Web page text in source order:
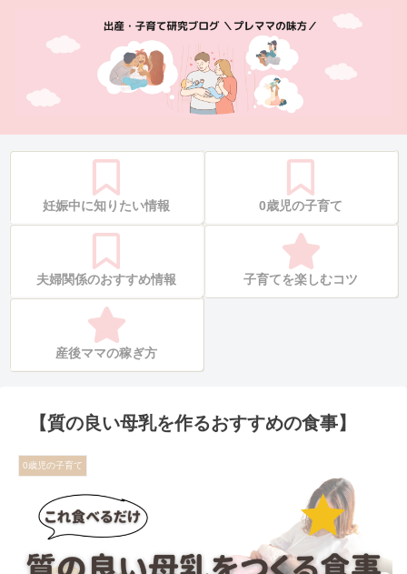
妊娠中に知りたい情報 0歳児の子育て
夫婦関係のおすすめ情報 子育てを楽しむコツ
産後ママの稼ぎ方
【質の良い母乳を作るおすすめの食事】
0歳児の子育て